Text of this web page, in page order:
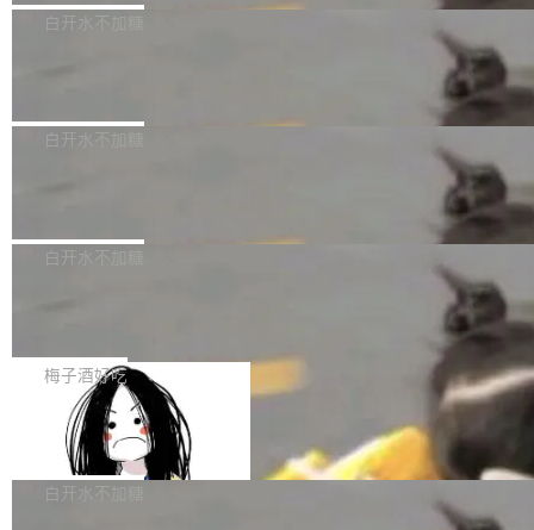
不得生成涉及安全性的关键变更，除非作者本身
36个月。 公告显示，本次宇树科技战略配售对
员工参与设立的专项资产管理计划。其中，Dee
获配9...
Bug fixes and enhancements 修复多次传递同
一个回归问题，该问题导致拉取镜像时会拒绝包
题，该问题可能导致在旧版 Linux 内核...
白开水不加糖
e 孵化器项目管理委员会（IPMC）投票中获得
P）！这一里程碑不仅标志着 Fluss 迈入新的发
白开水不加糖
长期停止内容更新，未能实现其作为“AI版维基百
提交的编辑请求也长期处于待处理状态。 Groki
pedia 于去年底上线，定位为由人工智能生成内
容的百科平台，被马斯克视为传统众包百科网站
维基百科的替代方案。Lawfare 调查发现，无论
热门页面还是低关注度页面，均未出现近期更
白开水不加糖
是这样的：配 MessageSource 的 Bean、写 R
eloadableResourceBundleMessageSource、
声明 LocaleResolver、注册 LocaleChangeInt
erceptor…五六步之后才能看到第一行翻译文
本。 Solon 换了个方式。整个 i18n 模块围绕三
梅子酒好吃
Apache Doris 4.1 全面增强 Iceberg：
支持 UPDATE、MERGE INTO 与 Iceb
erg V3
Apache Doris 4.1 要补齐的，正是缺失的那一
半。在已有查询能力的基础上，Doris 进一步支
白开水不加糖